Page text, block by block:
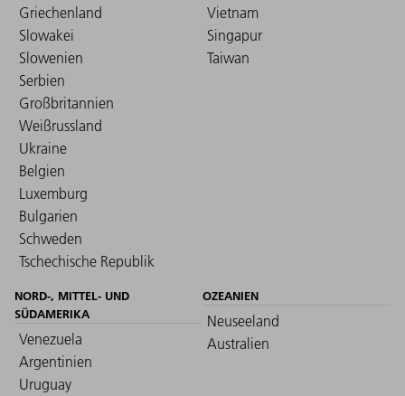
Griechenland
Slowakei
Slowenien
Serbien
Großbritannien
Weißrussland
Ukraine
Belgien
Luxemburg
Bulgarien
Schweden
Tschechische Republik
Vietnam
Singapur
Taiwan
NORD-, MITTEL- UND
SÜDAMERIKA
Venezuela
Argentinien
Uruguay
OZEANIEN
Neuseeland
Australien